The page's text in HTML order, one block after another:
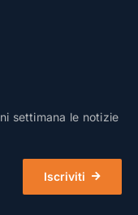
settimana le notizie
Iscriviti